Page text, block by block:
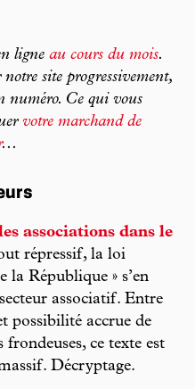
ligne au cours du mois.
site progressivement,
numéro. Ce qui vous
votre marchand de
...
associations dans le
répressif, la loi
la République » s’en
associatif. Entre
possibilité accrue de
ce texte est
Décryptage.